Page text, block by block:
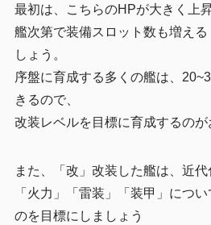
最初は、こちらのHPが大きく上昇
艦次第で装備スロット数も増える
しょう。
序盤に育成する多くの艦は、
きるので、
改装レベルを目標に育成するのが
また、「改」改装した艦は、近代
「火力」「雷装」「装甲」につ
のを目標にしましょう